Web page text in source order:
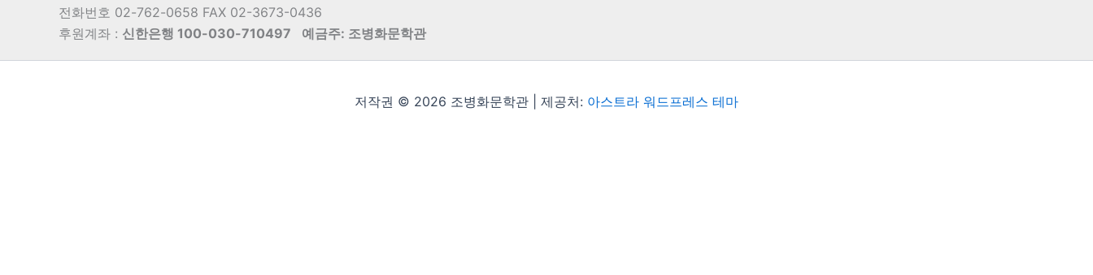
전화번호 02-762-0658 FAX 02-3673-0436
후원계좌 : 신한은행 100-030-710497 예금주: 조병화문학관
저작권 © 2026 조병화문학관 | 제공처: 아스트라 워드프레스 테마